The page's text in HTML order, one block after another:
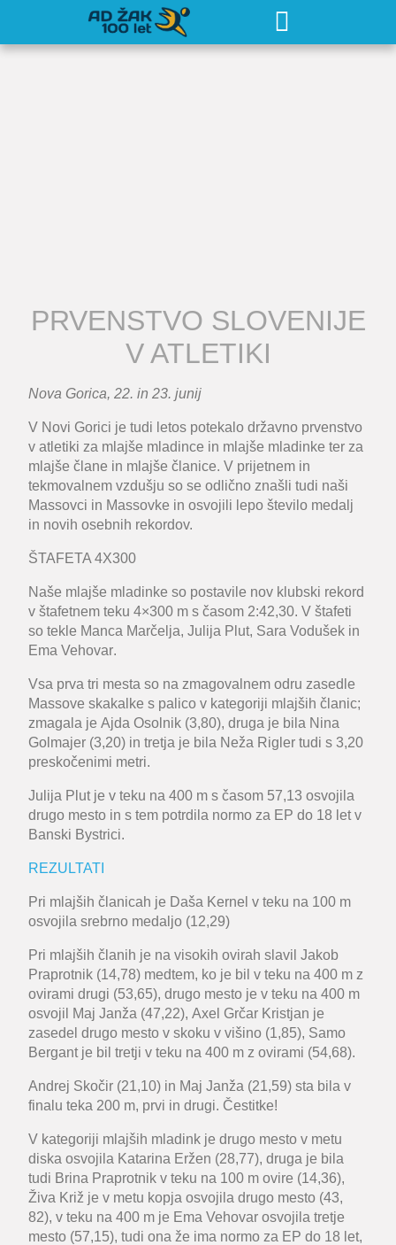
PRVENSTVO SLOVENIJE
V ATLETIKI
Nova Gorica, 22. in 23. junij
V Novi Gorici je tudi letos potekalo državno prvenstvo
v atletiki za mlajše mladince in mlajše mladinke ter za
mlajše člane in mlajše članice. V prijetnem in
tekmovalnem vzdušju so se odlično znašli tudi naši
Massovci in Massovke in osvojili lepo število medalj
in novih osebnih rekordov.
ŠTAFETA 4X300
Naše mlajše mladinke so postavile nov klubski rekord
v štafetnem teku 4×300 m s časom 2:42,30. V štafeti
so tekle Manca Marčelja, Julija Plut, Sara Vodušek in
Ema Vehovar.
Vsa prva tri mesta so na zmagovalnem odru zasedle
Massove skakalke s palico v kategoriji mlajših članic;
zmagala je Ajda Osolnik (3,80), druga je bila Nina
Golmajer (3,20) in tretja je bila Neža Rigler tudi s 3,20
preskočenimi metri.
Julija Plutje v teku na 400 m s časom 57,13 osvojila
drugo mesto in s tem potrdila normo za EP do 18 let v
Banski Bystrici.
REZULTATI
Pri mlajših članicah je Daša Kernel v teku na 100 m
osvojila srebrno medaljo (12,29)
Pri mlajših članih je na visokih ovirah slavil Jakob
Praprotnik (14,78) medtem, ko je bil v teku na 400 m z
ovirami drugi (53,65), drugo mesto je v teku na 400 m
osvojil
Maj Janža (47,22), Axel Grčar Kristjan je
zasedel drugo mesto v skoku v višino (1,85), Samo
Bergant je bil tretji v teku na 400 m z ovirami (54,68).
Andrej Skočir (21,10) in Maj Janža (21,59) sta bila v
finalu teka 200 m, prvi in drugi. Čestitke!
V kategoriji mlajših mladink je drugo mesto v metu
diska osvojila Katarina Eržen (28,77), druga je bila
tudi Brina Praprotnik v teku na 100 m ovire (14,36),
Živa Križ je v metu kopja osvojila drugo mesto (43,
82), v teku na 400 m je Ema Vehovar osvojila tretje
mesto (57,15), tudi ona že ima normo za EP do 18 let,